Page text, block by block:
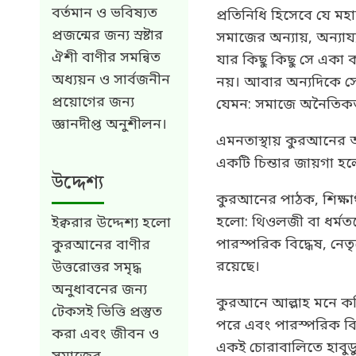
বর্তমান ও ভবিষ্যত
প্রজন্মের জন্য স্রষ্টার
ঐশী বাণীর সমন্বিত
অধ্যয়ন ও সার্বজনীন
প্রয়োগের জন্য
জ্ঞানদীপ্ত অনুশীলন।
উদ্দেশ্য
ইক্বরার উদ্দেশ্য হলো
কুরআনের বাণীর
উত্তরোত্তর সমৃদ্ধ
অনুধাবনের জন্য
টেকসই ভিত্তি প্রস্তুত
করা এবং জীবন ও
প্রতিনিধি হিসেবে যে
সমাজের অন্যায়,
যার কিছু কিছু সে একা
নয়। আবার অন্যদিকে
যেমন: সমাজে
এমনতাস্থায় কুরআনের
একটি চিন্তার জায়গা
কুরআনের পাঠক,
হলো: থিওলজী বা
পারস্পরিক বিদ্ধেষ,
রয়েছে।
কুরআনে আল্লাহ মনে
পরে এবং পারস্পরিক
একই চোরাবালিতে